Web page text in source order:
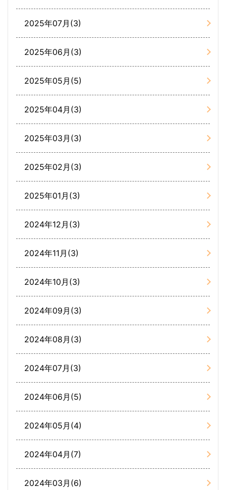
2025年07月(3)
2025年06月(3)
2025年05月(5)
2025年04月(3)
2025年03月(3)
2025年02月(3)
2025年01月(3)
2024年12月(3)
2024年11月(3)
2024年10月(3)
2024年09月(3)
2024年08月(3)
2024年07月(3)
2024年06月(5)
2024年05月(4)
2024年04月(7)
2024年03月(6)